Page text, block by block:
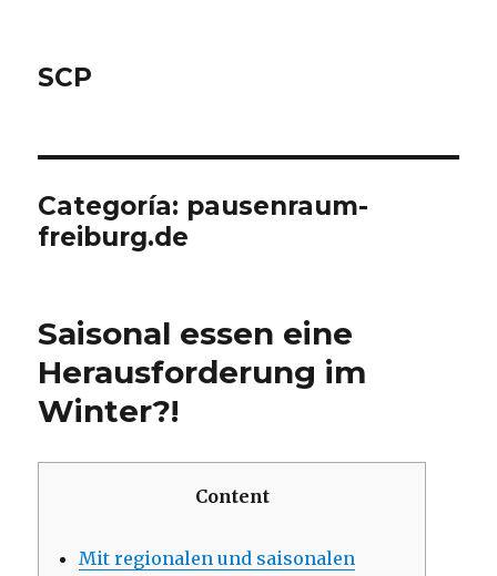
SCP
Categoría: pausenraum-
freiburg.de
Saisonal essen eine
Herausforderung im
Winter?!
Content
Mit regionalen und saisonalen